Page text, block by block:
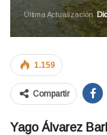
Última Actualización
1.159
Compartir
Yago Álvarez